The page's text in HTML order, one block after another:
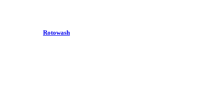
Rotowash